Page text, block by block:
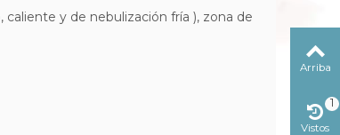
y de nebulización fría ), zona de
Arriba
Vistos
1